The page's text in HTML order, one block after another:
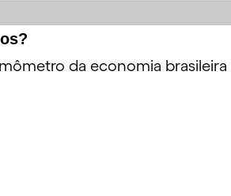
da economia